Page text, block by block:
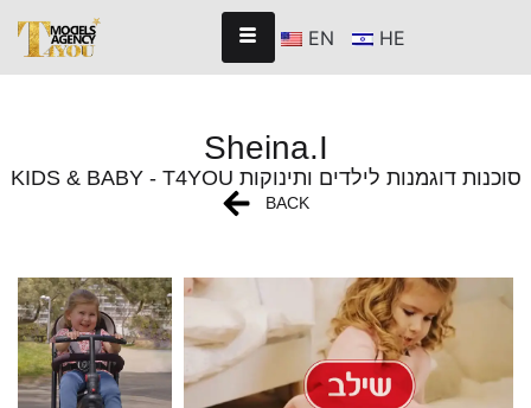
EN HE
Sheina.I
KIDS & BABY - T4YOU סוכנות דוגמנות לילדים ותינוקות
BACK